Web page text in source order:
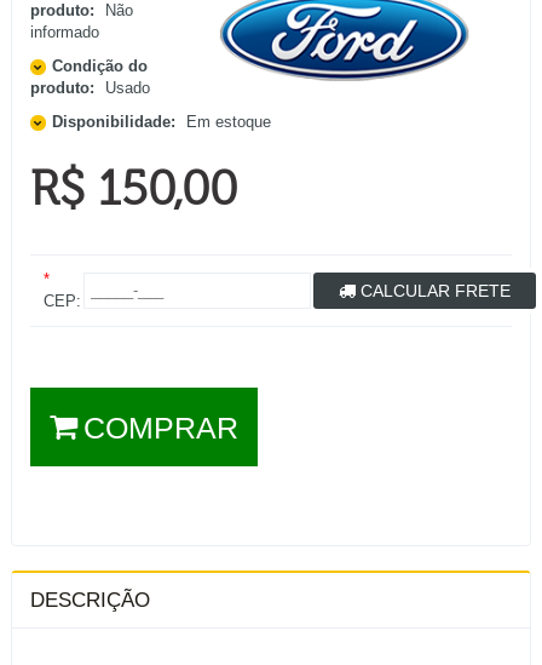
produto:
Não
informado
Condição do
produto:
Usado
Disponibilidade:
Em estoque
R$ 150,00
*
CEP:
CALCULAR FRETE
COMPRAR
DESCRIÇÃO